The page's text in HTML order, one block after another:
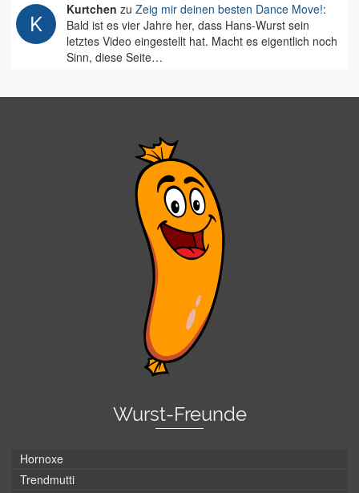
Kurtchen zu Zeig mir deinen besten Dance Move!:
Bald ist es vier Jahre her, dass Hans-Wurst sein
letztes Video eingestellt hat. Macht es eigentlich noch
Sinn, diese Seite…
Wurst-Freunde
Hornoxe
Trendmutti